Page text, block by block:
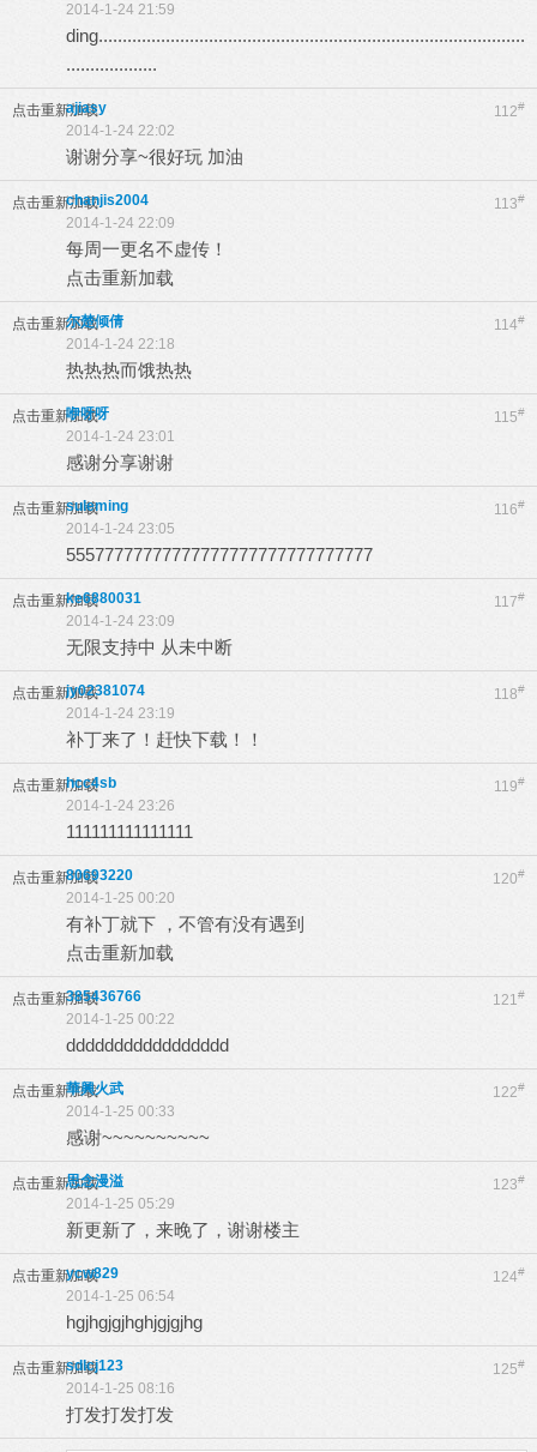
2014-1-24 21:59
ding.........................................................................................
...................
点击重新加载 112#
ajiasy
2014-1-24 22:02
谢谢分享~很好玩 加油
点击重新加载 113#
chanjis2004
2014-1-24 22:09
每周一更名不虚传！
点击重新加载
点击重新加载 114#
尔楚倾倩
2014-1-24 22:18
热热热而饿热热
点击重新加载 115#
咿呀呀
2014-1-24 23:01
感谢分享谢谢
点击重新加载 116#
suleming
2014-1-24 23:05
55577777777777777777777777777777
点击重新加载 117#
ke6880031
2014-1-24 23:09
无限支持中 从未中断
点击重新加载 118#
jy02381074
2014-1-24 23:19
补丁来了！赶快下载！！
点击重新加载 119#
hcc4sb
2014-1-24 23:26
111111111111111
点击重新加载 120#
80693220
2014-1-25 00:20
有补丁就下 ，不管有没有遇到
点击重新加载
点击重新加载 121#
385436766
2014-1-25 00:22
ddddddddddddddddd
点击重新加载 122#
華興火武
2014-1-25 00:33
感谢~~~~~~~~~~
点击重新加载 123#
思念漫溢
2014-1-25 05:29
新更新了，来晚了，谢谢楼主
点击重新加载 124#
ycw829
2014-1-25 06:54
hgjhgjgjhghjgjgjhg
点击重新加载 125#
sdlcj123
2014-1-25 08:16
打发打发打发